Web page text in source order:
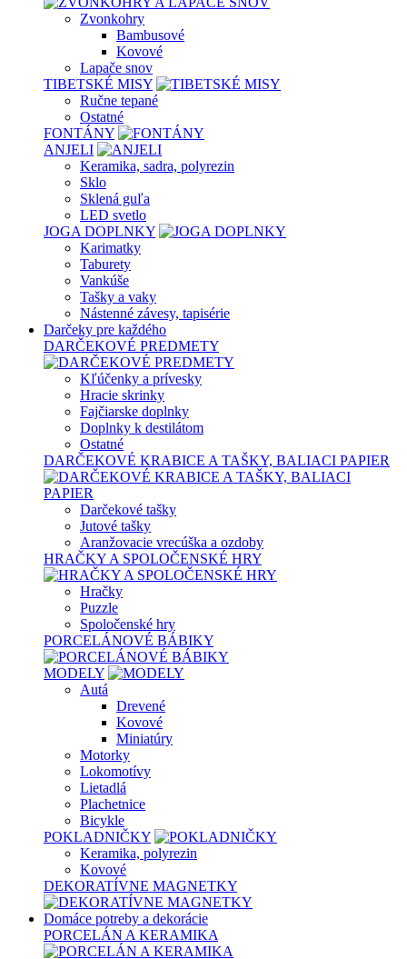
Zvonkohry
Bambusové
Kovové
Lapače snov
TIBETSKÉ MISY
Ručne tepané
Ostatné
FONTÁNY
ANJELI
Keramika, sadra, polyrezin
Sklo
Sklená guľa
LED svetlo
JOGA DOPLNKY
Karimatky
Taburety
Vankúše
Tašky a vaky
Nástenné závesy, tapisérie
Darčeky pre každého
DARČEKOVÉ PREDMETY
Kľúčenky a prívesky
Hracie skrinky
Fajčiarske doplnky
Doplnky k destilátom
Ostatné
DARČEKOVÉ KRABICE A TAŠKY, BALIACI PAPIER
Darčekové tašky
Jutové tašky
Aranžovacie vrecúška a ozdoby
HRAČKY A SPOLOČENSKÉ HRY
Hračky
Puzzle
Spoločenské hry
PORCELÁNOVÉ BÁBIKY
MODELY
Autá
Drevené
Kovové
Miniatúry
Motorky
Lokomotívy
Lietadlá
Plachetnice
Bicykle
POKLADNIČKY
Keramika, polyrezin
Kovové
DEKORATÍVNE MAGNETKY
Domáce potreby a dekorácie
PORCELÁN A KERAMIKA